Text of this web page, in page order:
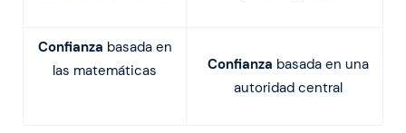
Confianza basada en
las matemáticas
Confianza basada en una
autoridad central